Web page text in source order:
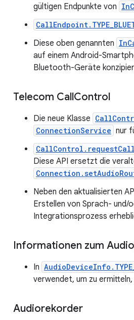
gültigen Endpunkte von
Diese oben genannten
auf einem Android-
Bluetooth-Geräte
Telecom CallControl
Die neue Klasse
ConnectionService nur
Diese API ersetzt die
Neben den aktualisierten
Erstellen von Sprach- und/
Integrationsprozess
Informationen zum
In
verwendet, um zu
Audiorekorder